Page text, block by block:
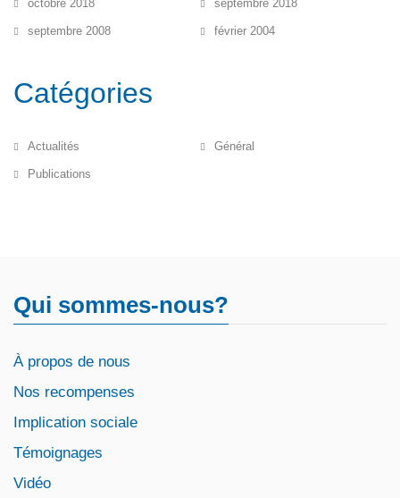
octobre 2018 septembre 2018
septembre 2008 février 2004
Catégories
Actualités Général
Publications
Qui sommes-nous?
À propos de nous
Nos recompenses
Implication sociale
Témoignages
Vidéo